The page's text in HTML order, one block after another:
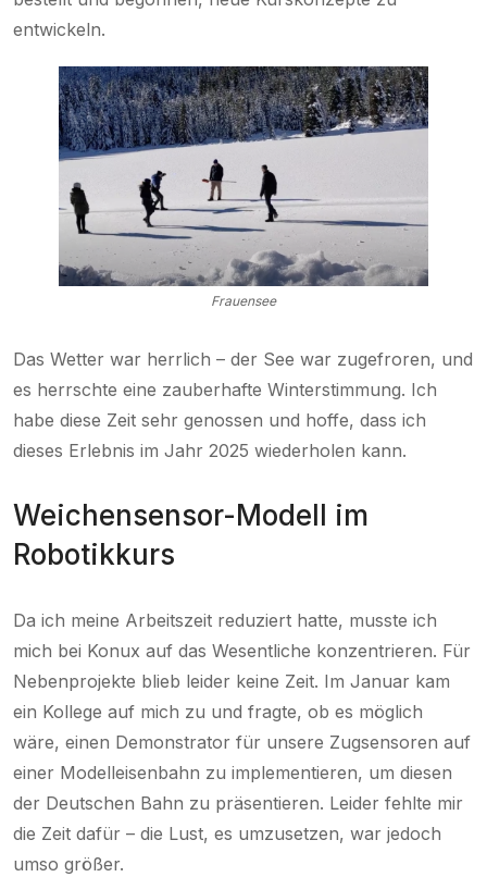
entwickeln.
Frauensee
Das Wetter war herrlich – der See war zugefroren, und
es herrschte eine zauberhafte Winterstimmung. Ich
habe diese Zeit sehr genossen und hoffe, dass ich
dieses Erlebnis im Jahr 2025 wiederholen kann.
Weichensensor-Modell im
Robotikkurs
Da ich meine Arbeitszeit reduziert hatte, musste ich
mich bei Konux auf das Wesentliche konzentrieren. Für
Nebenprojekte blieb leider keine Zeit. Im Januar kam
ein Kollege auf mich zu und fragte, ob es möglich
wäre, einen Demonstrator für unsere Zugsensoren auf
einer Modelleisenbahn zu implementieren, um diesen
der Deutschen Bahn zu präsentieren. Leider fehlte mir
die Zeit dafür – die Lust, es umzusetzen, war jedoch
umso größer.